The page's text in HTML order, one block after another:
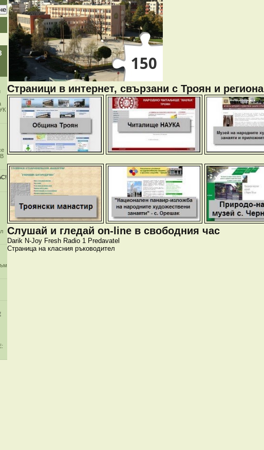
Страници в интернет, свързани с Троян и региона
Слушай и гледай on-line в свободния час
Darik N-Joy Fresh Radio 1 Predavatel
Страница на класния ръководител